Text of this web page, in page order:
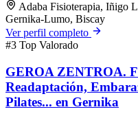
Adaba Fisioterapia, Iñigo
Gernika-Lumo, Biscay
Ver perfil completo
#3 Top Valorado
GEROA ZENTROA.
Readaptación,
Pilates... en Gernika